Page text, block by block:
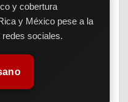
y cobertura
y México pese a la
sociales.